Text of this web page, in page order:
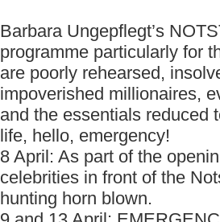
Barbara Ungepflegt’s
programme particularly for
are poorly rehearsed,
impoverished millionaires,
and the essentials reduced
life, hello, emergency!
8 April: As part of the
celebrities in front of the
hunting horn blown.